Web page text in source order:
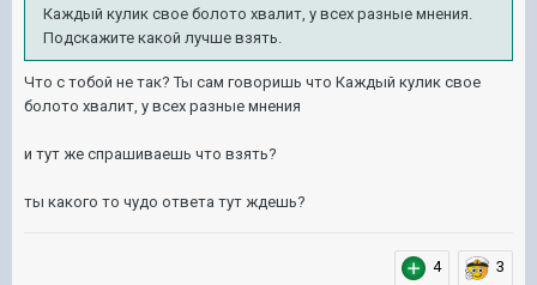
Каждый кулик свое болото хвалит, у всех разные мнения.
Подскажите какой лучше взять.
Что с тобой не так? Ты сам говоришь что Каждый кулик свое
болото хвалит, у всех разные мнения
и тут же спрашиваешь что взять?
ты какого то чудо ответа тут ждешь?
4 3